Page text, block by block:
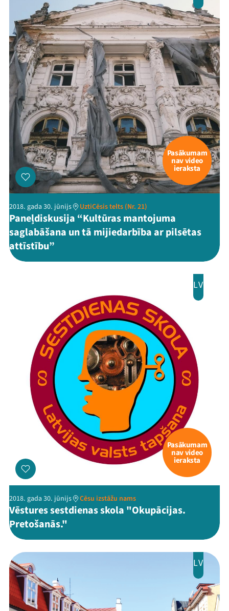
Pasākumam
nav video
ieraksta
2018. gada 30. jūnijs UztiCēsis telts (Nr. 21)
Paneļdiskusija “Kultūras mantojuma
saglabāšana un tā mijiedarbība ar pilsētas
attīstību”
LV
Pasākumam
nav video
ieraksta
2018. gada 30. jūnijs Cēsu izstāžu nams
Vēstures sestdienas skola "Okupācijas.
Pretošanās."
LV